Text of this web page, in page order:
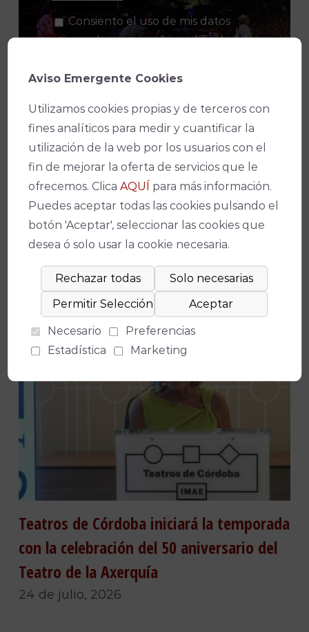
Consiento el uso de mis datos
personales para recibir publicidad de
Entradas Recientes
Teatros de Córdoba iniciará la temporada
con la celebración del 50 aniversario del
Teatro de la Axerquía
24 de julio, 2026
Aviso Emergente Cookies
Utilizamos cookies propias y de terceros con
fines analíticos para medir y cuantificar la
utilización de la web por los usuarios con el
fin de mejorar la oferta de servicios que le
ofrecemos. ClicaAQUÍ para más información.
Puedes aceptar todas las cookies pulsando el
botón 'Aceptar', seleccionar las cookies que
desea ó solo usar la cookie necesaria.
Necesario
Preferencias
Estadística
Marketing